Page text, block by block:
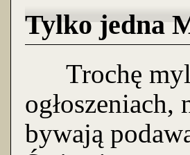
Tylko jedna
Trochę
bywają